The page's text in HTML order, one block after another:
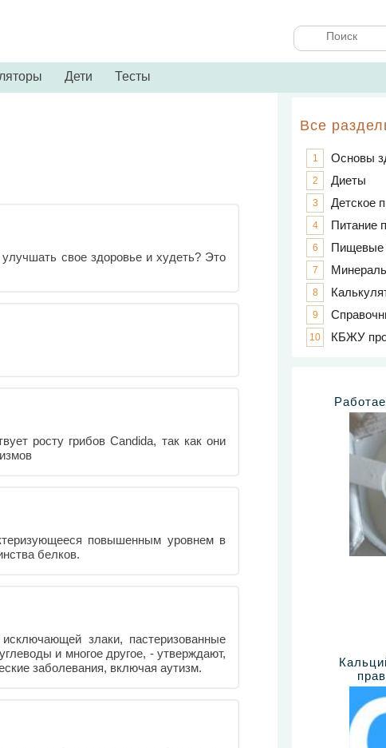
Дети Тесты
свое здоровье и худеть? Это
росту грибов Candida, так как они
повышенным уровнем в
белков.
злаки, пастеризованные
и многое другое, - утверждают,
заболевания, включая аутизм.
Все
1 Основы
2 Диеты
3 Детское
4 Питание
6 Пищевые
7
8
9
10 КБЖУ